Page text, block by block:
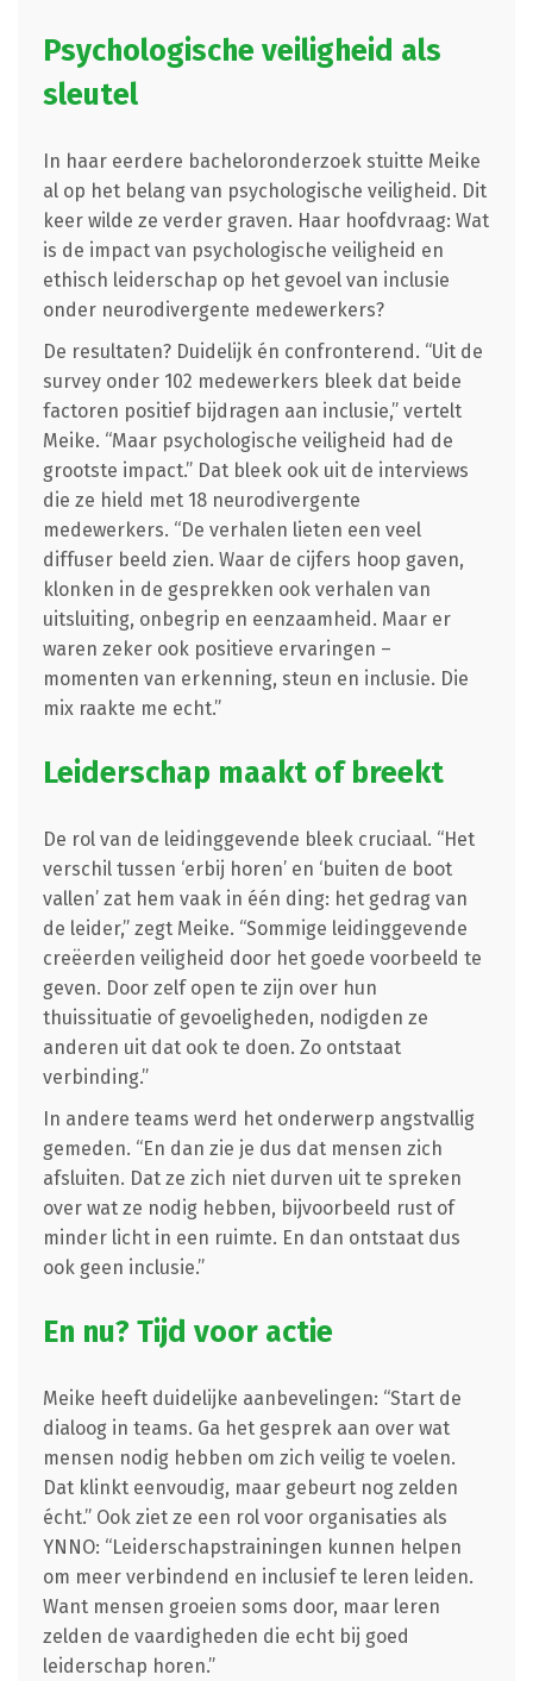
Psychologische veiligheid als
sleutel
In haar eerdere bacheloronderzoek stuitte Meike
al op het belang van psychologische veiligheid. Dit
keer wilde ze verder graven. Haar hoofdvraag: Wat
is de impact van psychologische veiligheid en
ethisch leiderschap op het gevoel van inclusie
onder neurodivergente medewerkers?
De resultaten? Duidelijk én confronterend. “Uit de
survey onder 102 medewerkers bleek dat beide
factoren positief bijdragen aan inclusie,” vertelt
Meike. “Maar psychologische veiligheid had de
grootste impact.” Dat bleek ook uit de interviews
die ze hield met 18 neurodivergente
medewerkers. “De verhalen lieten een veel
diffuser beeld zien. Waar de cijfers hoop gaven,
klonken in de gesprekken ook verhalen van
uitsluiting, onbegrip en eenzaamheid. Maar er
waren zeker ook positieve ervaringen –
momenten van erkenning, steun en inclusie. Die
mix raakte me echt.”
Leiderschap maakt of breekt
De rol van de leidinggevende bleek cruciaal. “Het
verschil tussen ‘erbij horen’ en ‘buiten de boot
vallen’ zat hem vaak in één ding: het gedrag van
de leider,” zegt Meike. “Sommige leidinggevende
creëerden veiligheid door het goede voorbeeld te
geven. Door zelf open te zijn over hun
thuissituatie of gevoeligheden, nodigden ze
anderen uit dat ook te doen. Zo ontstaat
verbinding.”
In andere teams werd het onderwerp angstvallig
gemeden. “En dan zie je dus dat mensen zich
afsluiten. Dat ze zich niet durven uit te spreken
over wat ze nodig hebben, bijvoorbeeld rust of
minder licht in een ruimte. En dan ontstaat dus
ook geen inclusie.”
En nu? Tijd voor actie
Meike heeft duidelijke aanbevelingen: “Start de
dialoog in teams. Ga het gesprek aan over wat
mensen nodig hebben om zich veilig te voelen.
Dat klinkt eenvoudig, maar gebeurt nog zelden
écht.” Ook ziet ze een rol voor organisaties als
YNNO: “Leiderschapstrainingen kunnen helpen
om meer verbindend en inclusief te leren leiden.
Want mensen groeien soms door, maar leren
zelden de vaardigheden die echt bij goed
leiderschap horen.”